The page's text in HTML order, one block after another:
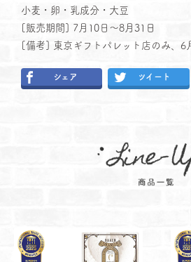
小麦・卵・乳成分・大豆
[販売期間] 7月10日～8月31日
[備考] 東京ギフトパレット店のみ、6
シェア ツイート